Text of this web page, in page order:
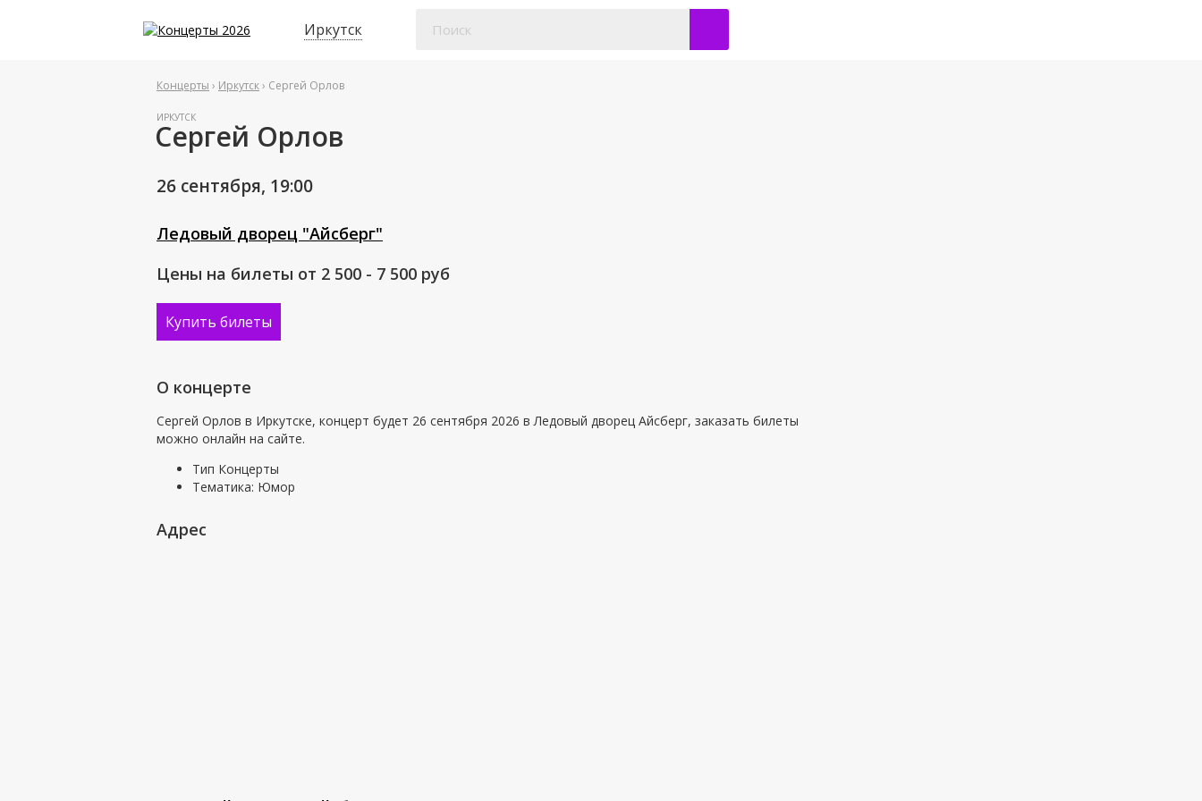
Иркутск
Концерты › Иркутск› Сергей Орлов
ИРКУТСК
Сергей Орлов
26 сентября, 19:00
Ледовый дворец "Айсберг"
Цены на билеты от 2 500 - 7 500 руб
Купить билеты
О концерте
Сергей Орлов в Иркутске, концерт будет 26 сентября 2026 в Ледовый дворец Айсберг, заказать билеты
можно онлайн на сайте.
Тип Концерты
Тематика: Юмор
Адрес